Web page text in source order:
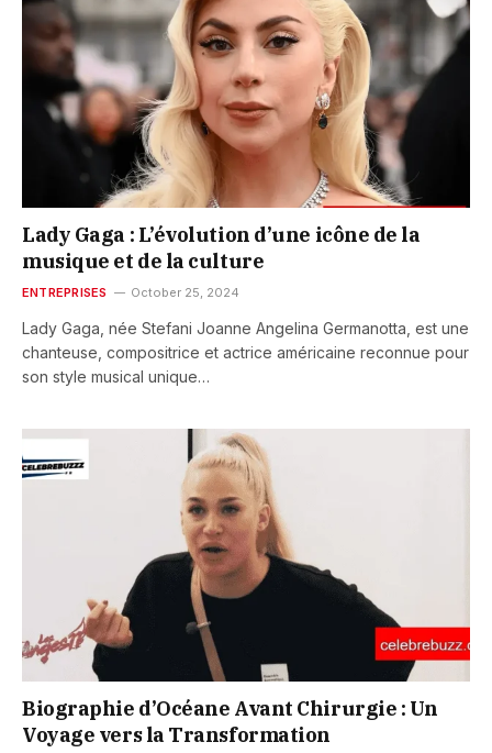
Lady Gaga : L’évolution d’une icône de la
musique et de la culture
ENTREPRISES October 25, 2024
Lady Gaga, née Stefani Joanne Angelina Germanotta, est une
chanteuse, compositrice et actrice américaine reconnue pour
son style musical unique…
Biographie d’Océane Avant Chirurgie : Un
Voyage vers la Transformation